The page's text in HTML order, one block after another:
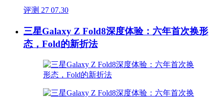
评测 27 07.30
三星Galaxy Z Fold8深度体验：六年首次换形
态，Fold的新折法